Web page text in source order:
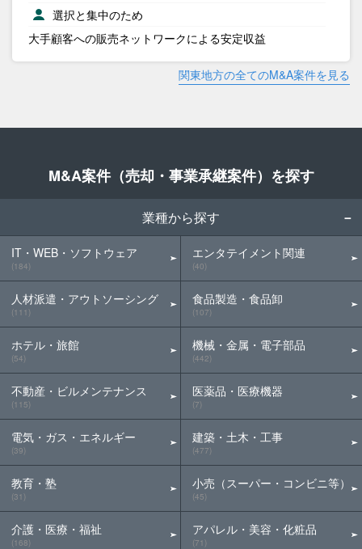
選択と集中のため
大手顧客への販売ネットワークによる安定収益
関東地方の全てのM&A案件を見る
M&A案件（売却・事業承継案件）を探す
業種から探す
IT・WEB・ソフトウェア
(184)
人材派遣・アウトソーシング
(111)
ホテル・旅館
(54)
不動産・ビルメンテナンス
(115)
電気・ガス・エネルギー
(39)
教育・塾
(31)
介護・医療・福祉
(168)
エンタテイメント関連
(40)
食品製造・食品卸
(107)
機械・金属・電子部品
(442)
医薬品・医療機器
(7)
建築・土木・工事
(477)
小売（スーパー・コンビニ等）
(45)
アパレル・美容・化粧品
(71)